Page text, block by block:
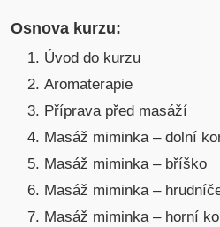
Osnova kurzu:
Úvod do kurzu
Aromaterapie
Příprava před masáží
Masáž miminka – dolní
Masáž miminka – bříško
Masáž miminka –
Masáž miminka – horní